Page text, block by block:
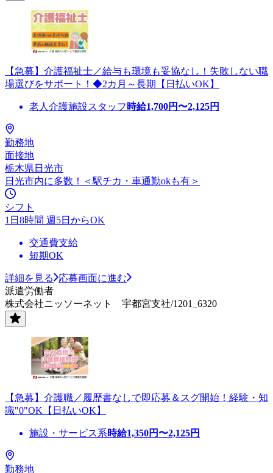
【急募】介護福祉士／給与も環境も妥協なし！失敗しない職
場選びをサポート！◆2カ月～長期【日払いOK】
老人介護施設スタッフ 時給1,700円〜2,125円
勤務地
面接地
栃木県日光市
日光市内に多数！＜駅チカ・車通勤okも有＞
シフト
1日8時間 週5日からOK
交通費支給
短期OK
詳細を見る
応募画面に進む
派遣労働者
株式会社ニッソーネット 宇都宮支社/1201_6320
【急募】介護職／履歴書なしで即応募＆スグ開始！経験・知
識"0"OK【日払いOK】
施設・サービス系時給1,350円〜2,125円
勤務地